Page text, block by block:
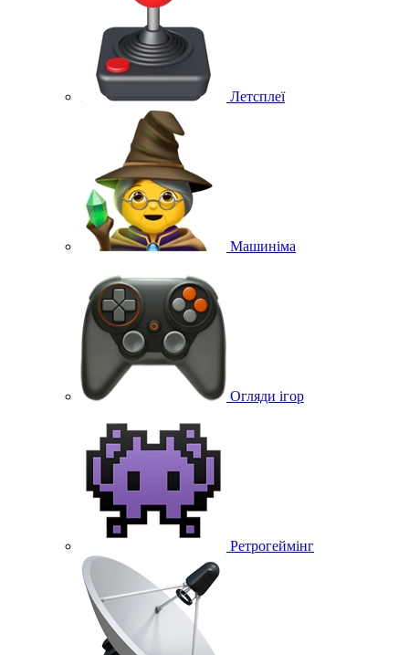
Летсплеї
Машиніма
Огляди ігор
Ретрогеймінг